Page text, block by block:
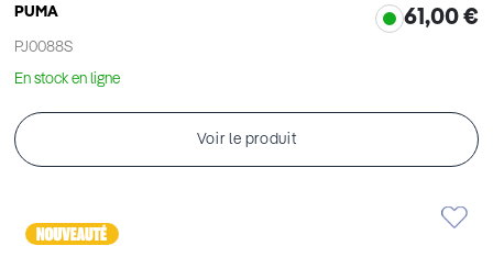
PUMA
PJ0088S
61,00 €
En stock en ligne
Voir le produit